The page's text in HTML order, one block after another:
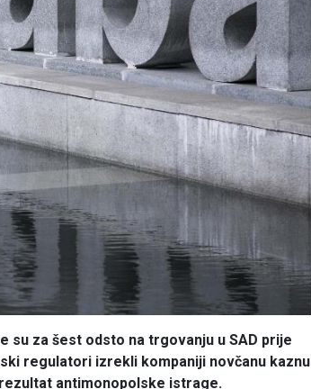
su za šest odsto na trgovanju u SAD prije
regulatori izrekli kompaniji novčanu kaznu
antimonopolske istrage.